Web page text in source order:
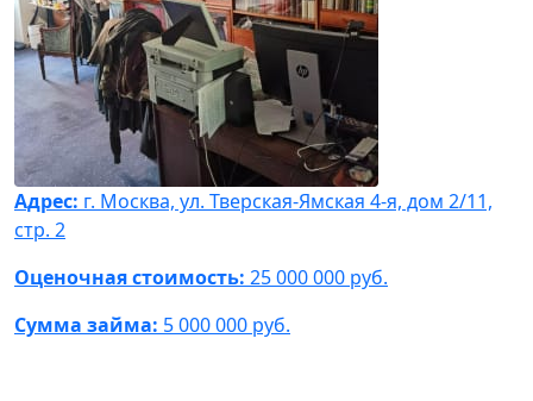
Адрес: г. Москва, ул. Тверская-Ямская 4-я, дом 2/11,
стр. 2
Оценочная стоимость: 25 000 000 руб.
Сумма займа: 5 000 000 руб.